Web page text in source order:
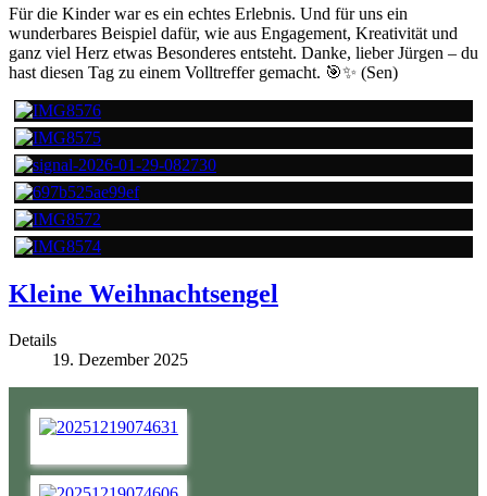
Für die Kinder war es ein echtes Erlebnis. Und für uns ein
wunderbares Beispiel dafür, wie aus Engagement, Kreativität und
ganz viel Herz etwas Besonderes entsteht. Danke, lieber Jürgen – du
hast diesen Tag zu einem Volltreffer gemacht. 🎯✨ (Sen)
Kleine Weihnachtsengel
Details
19. Dezember 2025